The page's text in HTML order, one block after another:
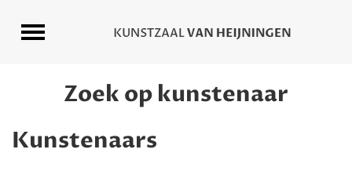
Zoek op kunstenaar
Kunstenaars